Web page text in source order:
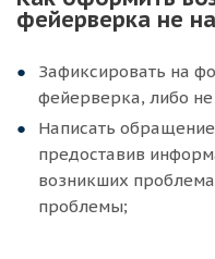
фейерверка не
Зафиксировать на
фейерверка, либо
Написать
предоставив
возникших
проблемы;